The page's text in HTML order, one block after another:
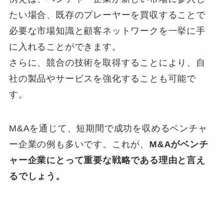
たい場合、既存のプレーヤーを買収することで
必要な市場知識と顧客ネットワークを一挙に手
に入れることができます。
さらに、競合の技術を取得することにより、自
社の製品やサービスを強化することも可能で
す。
M&Aを通じて、短期間で成功を収めるベンチャ
ー企業の例も多いです。これが、 M&Aがベンチ
ャー企業にとって重要な戦略である理由と言え
るでしょう。